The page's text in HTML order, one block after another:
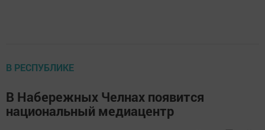
В РЕСПУБЛИКЕ
В Набережных Челнах появится
национальный медиацентр